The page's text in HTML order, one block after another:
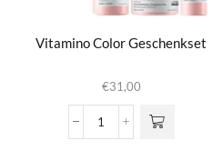
Vitamino Color Geschenkset
€31,00
Vitamino